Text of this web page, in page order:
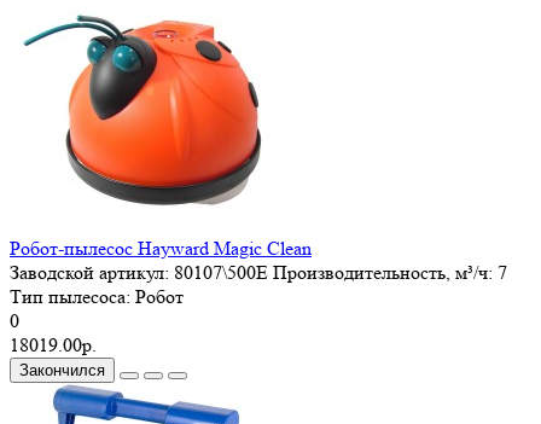
Робот-пылесос Hayward Magic Clean
Заводской артикул: 80107\500E Производительность, м³/ч: 7
Тип пылесоса: Робот
0
18019.00р.
Закончился